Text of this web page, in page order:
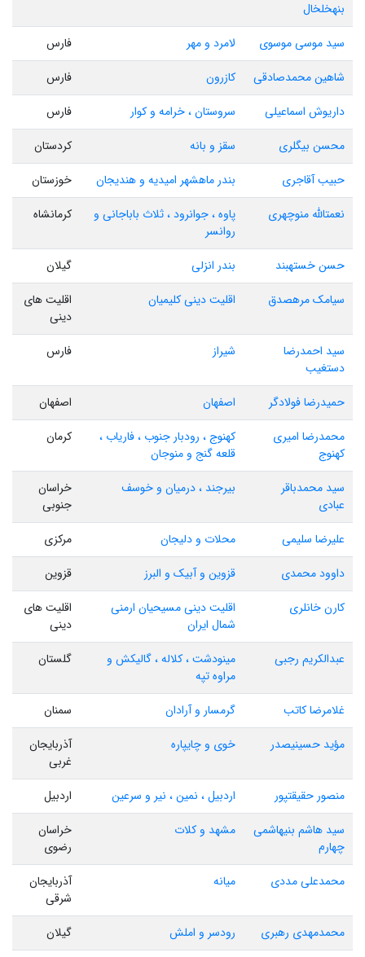
بنهخلخال
سید موسی موسوی لامرد و مهر
فارس
شاهین محمدصادقی
کازرون
فارس
داریوش اسماعیلی
سروستان ، خرامه و کوار
فارس
محسن بیگلری
سقز و بانه
کردستان
حبیب آقاجری
بندر ماهشهر امیدیه و هندیجان
خوزستان
نعمتالله منوچهری
پاوه ، جوانرود ، ثلاث باباجانی و
روانسر
کرمانشاه
حسن خستهبند بندر انزلی
گیلان
سیامک مرهصدق
اقلیت دینی کلیمیان
اقلیت های
دینی
سید احمدرضا
دستغیب
شیراز فارس
حمیدرضا فولادگر اصفهان
اصفهان
محمدرضا امیری
کهنوج
کهنوج ، رودبار جنوب ، فاریاب ،
قلعه گنج و منوجان
کرمان
سید محمدباقر
عبادی
بیرجند ، درمیان و خوسف
خراسان
جنوبی
علیرضا سلیمی
محلات و دلیجان
مرکزی
داوود محمدی
قزوین و آبیک و البرز
قزوین
کارن خانلری
اقلیت دینی مسیحیان ارمنی
شمال ایران
اقلیت های
دینی
عبدالکریم رجبی
مینودشت ، کلاله ، گالیکش و
مراوه تپه
گلستان
غلامرضا کاتب گرمسار و آرادان
سمنان
مؤید حسینیصدر
خوی و چایپاره
آذربایجان
غربی
منصور حقیقتپور
اردبیل ، نمین ، نیر و سرعین
اردبیل
سید هاشم بنیهاشمی
چهارم
مشهد و کلات
خراسان
رضوی
محمدعلی مددی
میانه
آذربایجان
شرقی
محمدمهدی رهبری
رودسر و املش
گیلان